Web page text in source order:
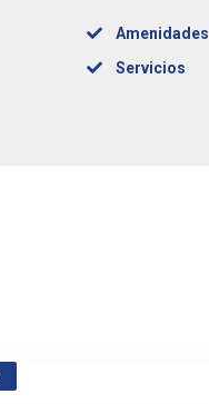
Amenidades
Servicios